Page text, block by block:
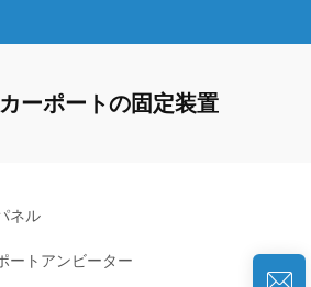
ーポートの固定装置
ネル
ートアンビーター